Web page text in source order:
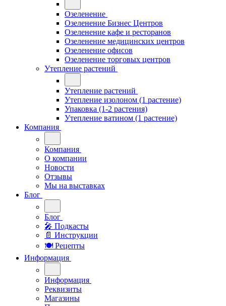
Озеленение
Озеленение Бизнес Центров
Озеленение кафе и ресторанов
Озеленение медицинских центров
Озеленение офисов
Озеленение торговых центров
Утепление растений
Утепление растений
Утепление изолоном (1 растение)
Упаковка (1-2 растения)
Утепление ватином (1 растение)
Компания
Компания
О компании
Новости
Отзывы
Мы на выставках
Блог
Блог
🎤︎︎ Подкасты
📄 Инструкции
🍽 Рецепты
Информация
Информация
Реквизиты
Магазины